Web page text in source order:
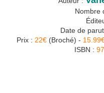
Nombre
Date de
Prix : 22€ (Broché) -
ISBN :